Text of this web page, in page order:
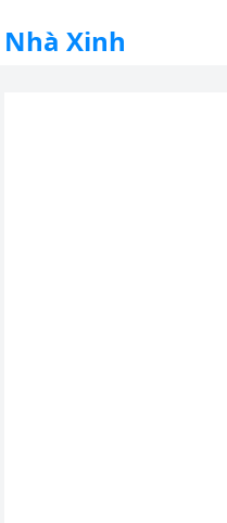
Nhà Xinh